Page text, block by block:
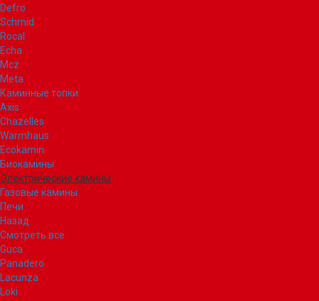
Defro
Schmid
Rocal
Echa
Mcz
Meta
Каминные топки
Axis
Chazelles
Warmhaus
Ecokamin
Биокамины
Электрические камины
Газовые камины
Печи
Назад
Смотреть все
Guca
Panadero
Lacunza
Loki